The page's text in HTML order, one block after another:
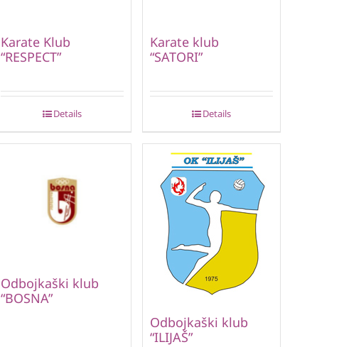
Karate Klub
“RESPECT”
Details
Karate klub
“SATORI”
Details
Odbojkaški klub
“BOSNA”
Odbojkaški klub
“ILIJAŠ”